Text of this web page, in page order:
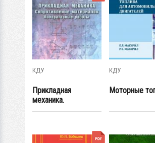
КДУ
Прикладная
механика.
Сопротивление
КДУ
Моторные